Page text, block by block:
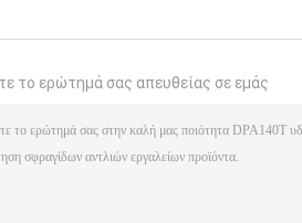
το ερώτημά σας απευθείας σε εμάς